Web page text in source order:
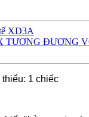
XD3A
TƯƠNG ĐƯƠNG
1 chiếc